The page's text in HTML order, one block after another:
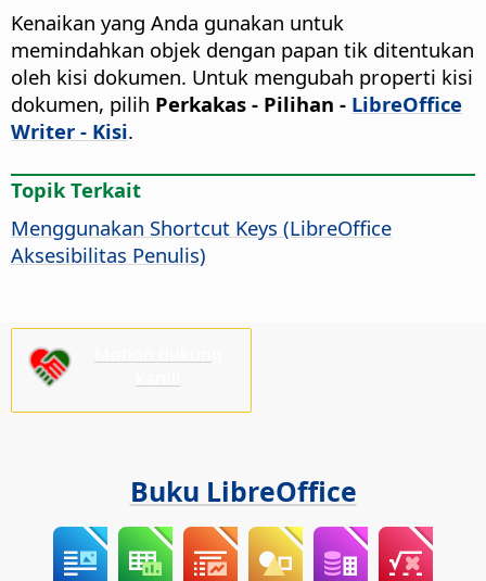
Kenaikan yang Anda gunakan untuk
memindahkan objek dengan papan tik ditentukan
oleh kisi dokumen. Untuk mengubah properti kisi
dokumen, pilih Perkakas - Pilihan - LibreOffice
Writer - Kisi.
Topik Terkait
Menggunakan Shortcut Keys (LibreOffice
Aksesibilitas Penulis)
Buku LibreOffice